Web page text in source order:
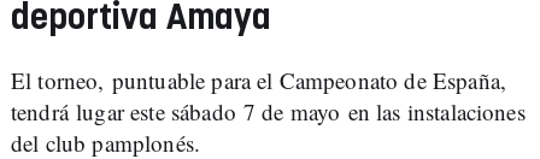
deportiva Amaya
El torneo, puntuable para el Campeonato de España,
tendrá lugar este sábado 7 de mayo en las instalaciones
del club pamplonés.